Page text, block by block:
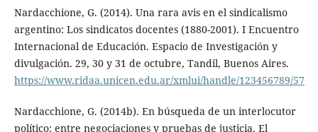
Nardacchione, G. (2014). Una rara avis en el sindicalismo
argentino: Los sindicatos docentes (1880-2001). I Encuentro
Internacional de Educación. Espacio de Investigación y
divulgación. 29, 30 y 31 de octubre, Tandil, Buenos Aires.
https://www.ridaa.unicen.edu.ar/xmlui/handle/123456789/57
Nardacchione, G. (2014b). En búsqueda de un interlocutor
político: entre negociaciones y pruebas de justicia. El